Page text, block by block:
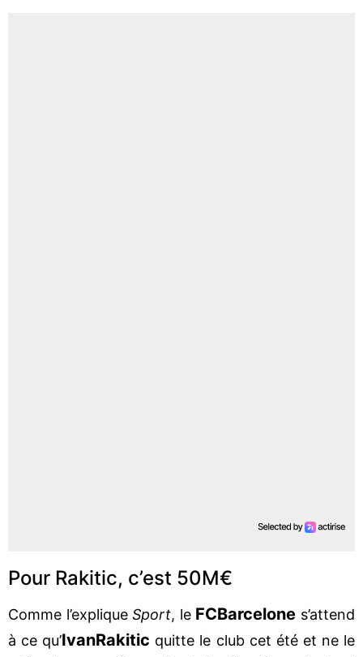
Pour Rakitic, c’est 50M€
Comme l’expliqueSport, le FCBarcelone s’attend
à ce qu’IvanRakitic quitte le club cet été et ne le